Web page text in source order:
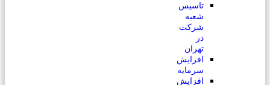
تاسیس
شعبه
شرکت
در
تهران
افزایش
سرمایه
افزایش